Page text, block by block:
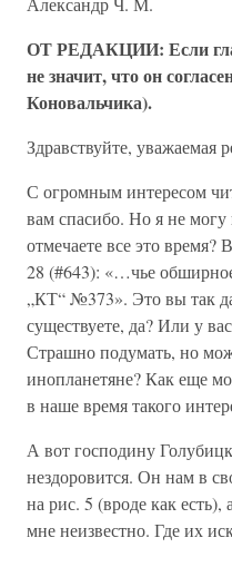
ОТ РЕДАКЦИИ: Если
не значит, что он
Коновальчика).
Здравствуйте, уважаемая
С огромным интересом
вам спасибо. Но я не
отмечаете все это время?
28 (#643): «…чье
„КТ“ №373». Это вы так
существуете, да? Или у
Страшно подумать, но
инопланетяне? Как еще
в наше время такого
А вот господину
нездоровится. Он нам в
на рис. 5 (вроде как есть),
мне неизвестно. Где их